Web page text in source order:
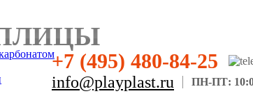
+7 (495) 480-84-25
info@playplast.ru ПН-ПТ: